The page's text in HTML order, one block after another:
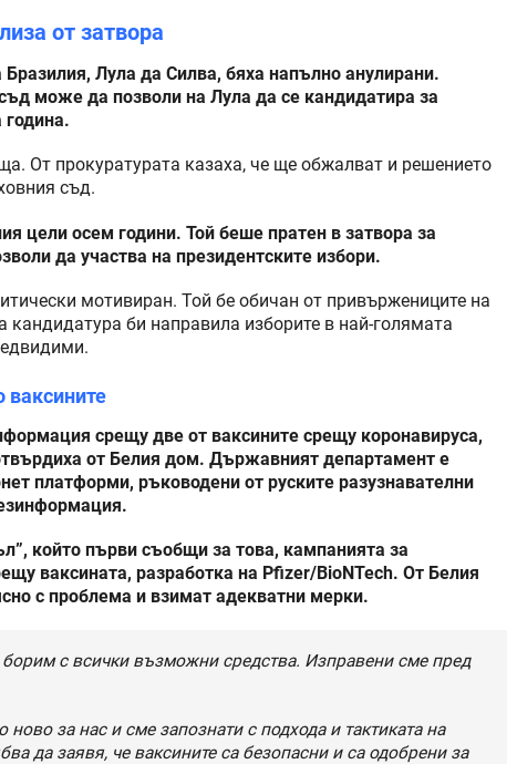
от затвора
Лула да Силва, бяха напълно анулирани.
може да позволи на Лула да се кандидатира за
година.
От прокуратурата казаха, че ще обжалват и решението
съд.
цели осем години. Той беше пратен в затвора за
да участва на президентските избори.
мотивиран. Той бе обичан от привържениците на
кандидатура би направила изборите в най-голямата
ваксините
срещу две от ваксините срещу коронавируса,
от Белия дом. Държавният департамент е
платформи, ръководени от руските разузнавателни
който първи съобщи за това, кампанията за
ваксината, разработка на Pfizer/BioNTech. От Белия
с проблема и взимат адекватни мерки.
с всички възможни средства. Изправени сме пред
ново за нас и сме запознати с подхода и тактиката на
да заявя, че ваксините са безопасни и са одобрени за